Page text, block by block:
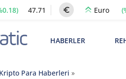
47.71 Euro
HABERLER
Kripto Para Haberleri »